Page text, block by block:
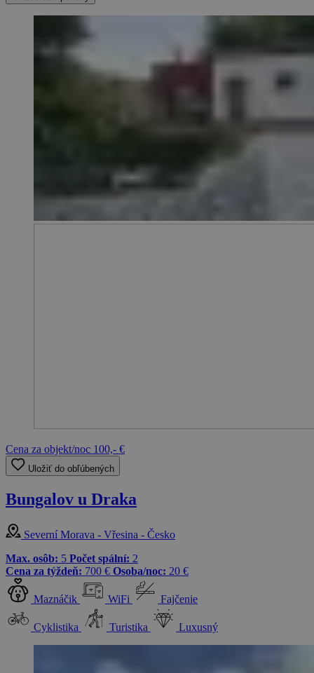
Cena za objekt/noc 100,- €
Uložiť do obľúbených
Bungalov u Draka
Severní Morava - Vřesina - Česko
Max. osôb: 5 Počet spální: 2
Cena za týždeň: 700 € Osoba/noc: 20 €
Maznáčik WiFi Fajčenie
Cyklistika Turistika Luxusný